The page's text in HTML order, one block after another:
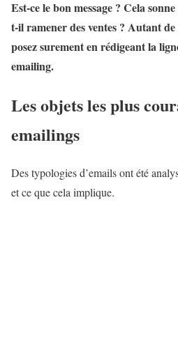
Est-ce le bon message ? Cela
t-il ramener des ventes ? Autant
posez surement en rédigeant la
emailing.
Les objets les plus
emailings
Des typologies d’emails ont été
et ce que cela implique.